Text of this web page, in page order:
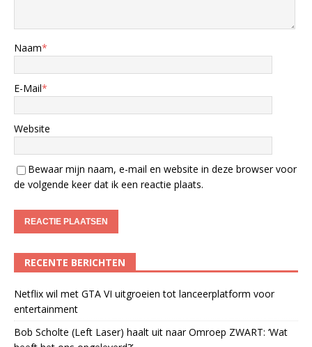
Naam*
E-Mail*
Website
Bewaar mijn naam, e-mail en website in deze browser voor
de volgende keer dat ik een reactie plaats.
RECENTE BERICHTEN
Netflix wil met GTA VI uitgroeien tot lanceerplatform voor
entertainment
Bob Scholte (Left Laser) haalt uit naar Omroep ZWART: ‘Wat